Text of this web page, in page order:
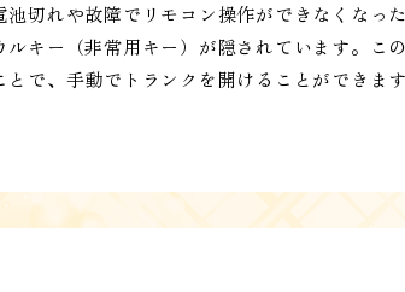
切れや故障でリモコン操作ができなくなっ
キー（非常用キー）が隠されています。こ
で、手動でトランクを開けることができます